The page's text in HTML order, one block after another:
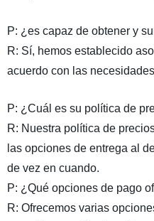
P: ¿es capaz de obtener y
R: Sí, hemos establecido
acuerdo con las
P: ¿Cuál es su política de
R: Nuestra política de
las opciones de entrega al
de vez en cuando.
P: ¿Qué opciones de pago
R: Ofrecemos varias